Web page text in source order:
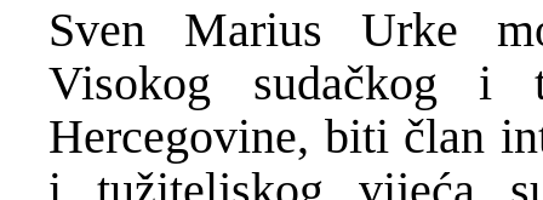
Sven Marius Urke
Visokog sudačkog i
Hercegovine, biti član